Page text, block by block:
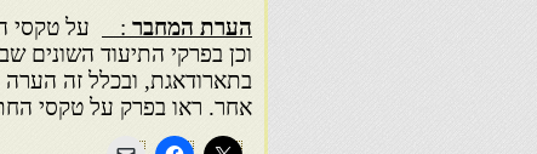
הערת המחבר :
וכן בפרקי התיעוד השונים
אחר. ראו בפרק על טקסי